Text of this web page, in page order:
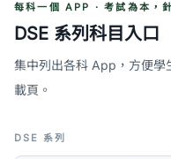
每科一個 APP · 考試為本，
DSE 系列科目入口
集中列出各科 App，方便學
載頁。
DSE 系列